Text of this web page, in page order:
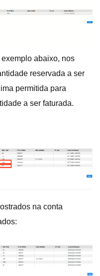
abaixo, nos
reservada a ser
permitida para
a ser faturada.
na conta